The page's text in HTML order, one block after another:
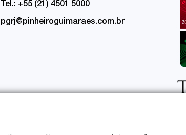
Tel.: +55 (21) 4501 5000
pgrj@pinheiroguimaraes.com.br